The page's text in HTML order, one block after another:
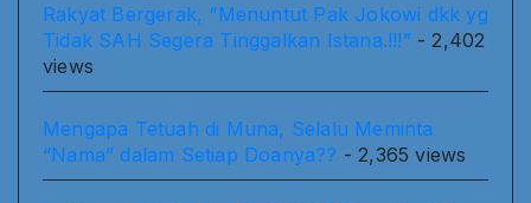
Rakyat Bergerak, “Menuntut Pak Jokowi dkk yg
Tidak SAH Segera Tinggalkan Istana.!!!” - 2,402
views
Mengapa Tetuah di Muna, Selalu Meminta
“Nama” dalam Setiap Doanya?? - 2,365 views